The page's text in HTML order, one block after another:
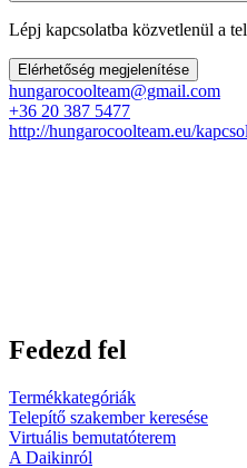
Lépj kapcsolatba közvetlenül a
Elérhetőség megjelenítése
hungarocoolteam@gmail.com
+36 20 387 5477
http://hungarocoolteam.eu/
Fedezd fel
Termékkategóriák
Telepítő szakember keresése
Virtuális bemutatóterem
A Daikinról